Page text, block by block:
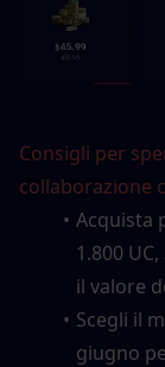
Consigli per
collaborazione
Acquista
1.800
il valore
Scegli il
giugno